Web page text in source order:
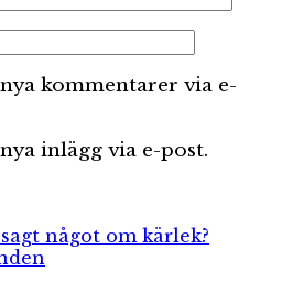
kommentarer via e-
inlägg via e-post.
något om kärlek?